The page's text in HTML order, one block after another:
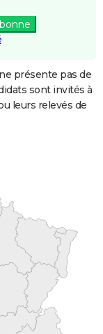
présente pas de
sont invités à
leurs relevés de